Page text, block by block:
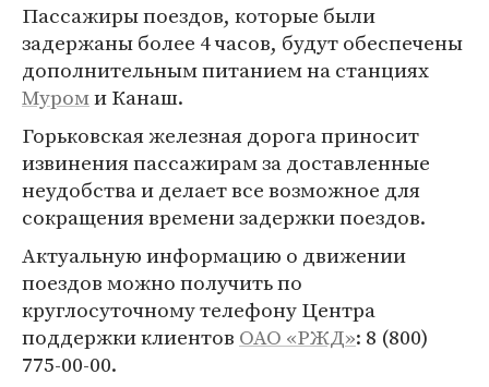
Пассажиры поездов, которые были
задержаны более 4 часов, будут обеспечены
дополнительным питанием на станциях
Муроми Канаш.
Горьковская железная дорога приносит
извинения пассажирам за доставленные
неудобства и делает все возможное для
сокращения времени задержки поездов.
Актуальную информацию о движении
поездов можно получить по
круглосуточному телефону Центра
поддержки клиентов ОАО «РЖД»: 8 (800)
775-00-00.